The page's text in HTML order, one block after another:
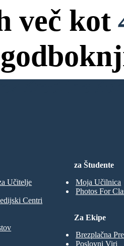
več kot
Kreditne
za Študente
Moja Učilnica
Photos For
Učitelje
Centri
Za Ekipe
Brezplačna
Poslovni Viri